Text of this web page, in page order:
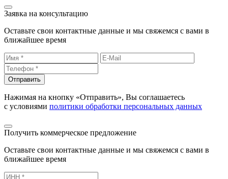
Заявка на консультацию
Оставьте свои контактные данные и мы свяжемся с вами в
ближайшее время
Отправить
Нажимая на кнопку «Отправить», Вы соглашаетесь
с условиями политики обработки персональных данных
Получить коммерческое предложение
Оставьте свои контактные данные и мы свяжемся с вами в
ближайшее время